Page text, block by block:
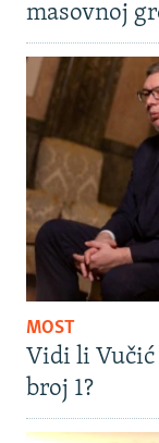
masovnoj
MOST
Vidi li
broj 1?